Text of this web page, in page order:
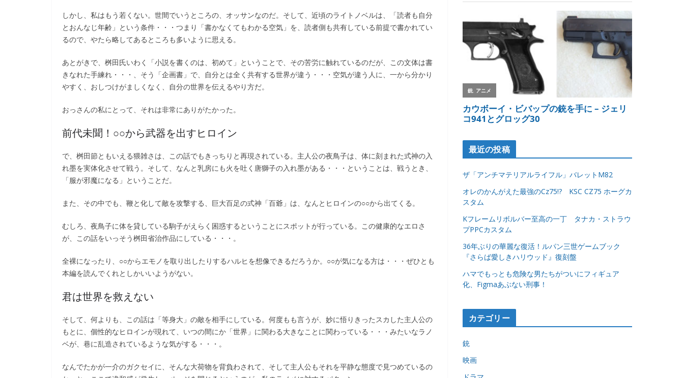
しかし、私はもう若くない。世間でいうところの、オッサンなのだ。そして、近頃のライトノベルは、「読者も自分
とおんなじ年齢」という条件・・・つまり「書かなくてもわかる空気」を、読者側も共有している前提で書かれてい
るので、やたら略してあるところも多いように思える。
あとがきで、桝田氏いわく「小説を書くのは、初めて」ということで、その苦労に触れているのだが、この文体は書
きなれた手練れ・・・、そう「企画書」で、自分とは全く共有する世界が違う・・・空気が違う人に、一から分かり
やすく、おしつけがましくなく、自分の世界を伝えるやり方だ。
おっさんの私にとって、それは非常にありがたかった。
前代未聞！○○から武器を出すヒロイン
で、桝田節ともいえる猥雑さは、この話でもきっちりと再現されている。主人公の夜鳥子は、体に刻まれた式神の入
れ墨を実体化させて戦う。そして、なんと乳房にも火を吐く唐獅子の入れ墨がある・・・ということは、戦うとき、
「服が邪魔になる」ということだ。
また、その中でも、鞭と化して敵を攻撃する、巨大百足の式神「百爺」は、なんとヒロインの○○から出てくる。
むしろ、夜鳥子に体を貸している駒子がえらく困惑するということにスポットが行っている。この健康的なエロさ
が、この話をいっそう桝田省治作品にしている・・・。
全裸になったり、○○からエモノを取り出したりするハルヒを想像できるだろうか。○○が気になる方は・・・ぜひとも
本編を読んでくれとしかいいようがない。
君は世界を救えない
そして、何よりも、この話は「等身大」の敵を相手にしている。何度もも言うが、妙に悟りきったスカした主人公の
もとに、個性的なヒロインが現れて、いつの間にか「世界」に関わる大きなことに関わっている・・・みたいなラノ
ベが、巷に乱造されているような気がする・・・。
なんでたかが一介のガクセイに、そんな大荷物を背負わされて、そして主人公もそれを平静な態度で見つめているの
最近の投稿
ザ「アンチマテリアルライフル」バレットM82
オレのかんがえた最強のCz75!? KSC CZ75 ホーグカ
スタム
Kフレームリボルバー至高の一丁 タナカ・ストラウ
プPPCカスタム
36年ぶりの華麗な復活！ルパン三世ゲームブック
『さらば愛しきハリウッド』復刻盤
ハマでもっとも危険な男たちがついにフィギュア
化、Figmaあぶない刑事！
カテゴリー
銃
映画